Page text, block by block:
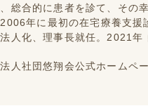
総合的に患者を診て、その
2006年に最初の在宅療養支
人化、理事長就任。2021年
人社団悠翔会公式ホームペ